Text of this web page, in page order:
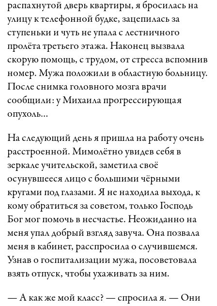
распахнутой дверь квартиры, я бросилась на
улицу к телефонной будке, зацепилась за
ступеньки и чуть не упала с лестничного
пролёта третьего этажа. Наконец вызвала
скорую помощь, с трудом, от стресса вспомнив
номер. Мужа положили в областную больницу.
После снимка головного мозга врачи
сообщили: у Михаила прогрессирующая
опухоль…
На следующий день я пришла на работу очень
расстроенной. Мимолётно увидев себя в
зеркале учительской, заметила своё
осунувшееся лицо с большими чёрными
кругами под глазами. Я не находила выхода, к
кому обратиться за советом, только Господь
Бог мог помочь в несчастье. Неожиданно на
меня упал добрый взгляд завуча. Она позвала
меня в кабинет, расспросила о случившемся.
Узнав о госпитализации мужа, посоветовала
взять отпуск, чтобы ухаживать за ним.
— А как же мой класс? — спросила я. — Они